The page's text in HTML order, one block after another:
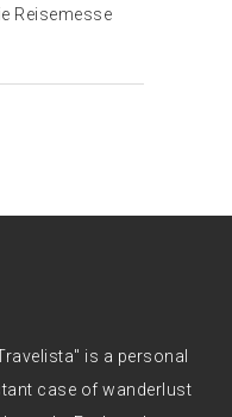
Reisemesse
is a personal
case of wanderlust